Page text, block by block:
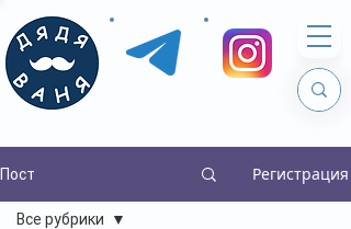
Пост Регистрация
Все рубрики